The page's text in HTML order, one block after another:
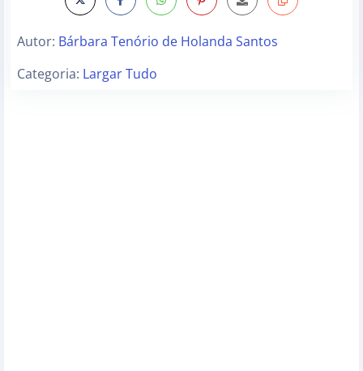
Autor: Bárbara Tenório de Holanda Santos
Categoria: Largar Tudo